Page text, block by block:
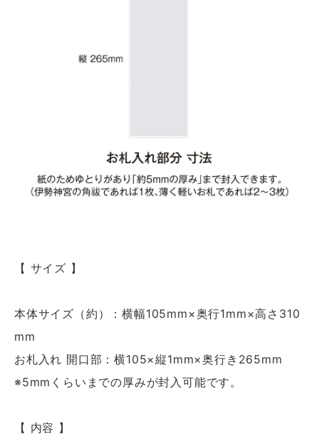
【 サイズ 】
本体サイズ（約）：横幅105mm×奥行1mm×高さ310
mm
お札入れ 開口部：横105×縦1mm×奥行き265mm
※5mmくらいまでの厚みが封入可能です。
【 内容 】